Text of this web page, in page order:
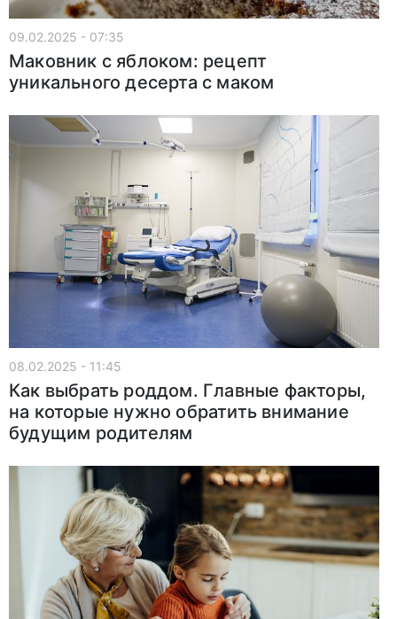
09.02.2025 - 07:35
Маковник с яблоком: рецепт
уникального десерта с маком
08.02.2025 - 11:45
Как выбрать роддом. Главные факторы,
на которые нужно обратить внимание
будущим родителям